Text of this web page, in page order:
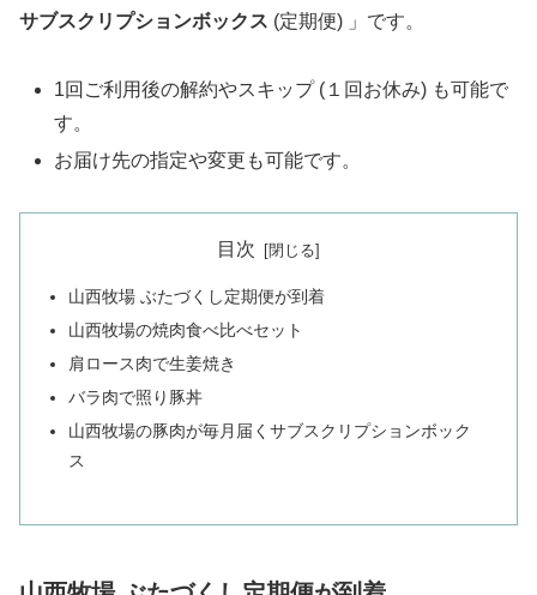
サブスクリプションボックス (定期便) 」です。
1回ご利用後の解約やスキップ (１回お休み) も可能で
す。
お届け先の指定や変更も可能です。
目次
山西牧場 ぶたづくし定期便が到着
山西牧場の焼肉食べ比べセット
肩ロース肉で生姜焼き
バラ肉で照り豚丼
山西牧場の豚肉が毎月届くサブスクリプションボック
ス